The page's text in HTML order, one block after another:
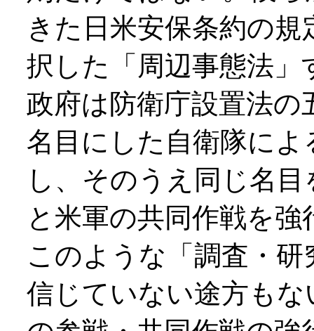
きた日米安保条約の
択した「周辺事態法
政府は防衛庁設置法の
名目にした自衛隊に
し、そのうえ同じ名
と米軍の共同作戦を
このような「調査・
信じていない途方も